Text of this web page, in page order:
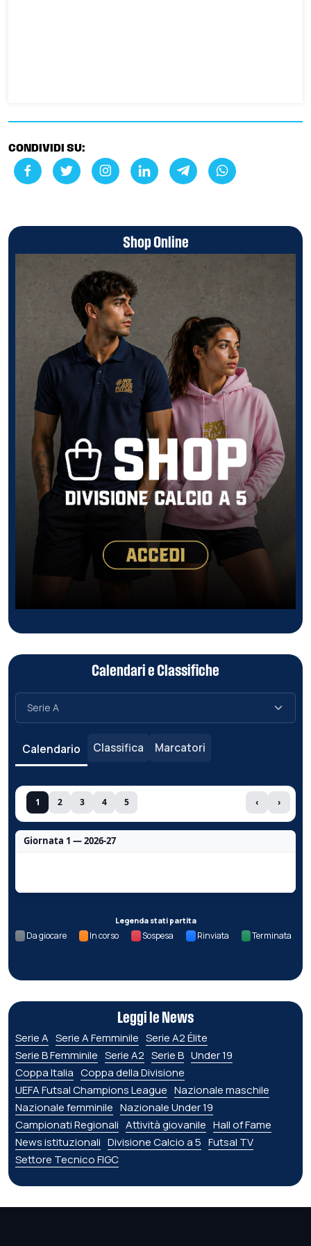
CONDIVIDI SU:
Shop Online
Calendari e Classifiche
Calendario Classifica Marcatori
1 2 3 4 5 ‹ ›
Giornata 1 — 2026-27
Legenda stati partita
Da giocare In corso Sospesa Rinviata Terminata
Leggi le News
Serie A Serie A Femminile Serie A2 Élite
Serie B Femminile Serie A2 Serie B Under 19
Coppa Italia Coppa della Divisione
UEFA Futsal Champions League Nazionale maschile
Nazionale femminile Nazionale Under 19
Campionati Regionali Attività giovanile Hall of Fame
News istituzionali Divisione Calcio a 5 Futsal TV
Settore Tecnico FIGC